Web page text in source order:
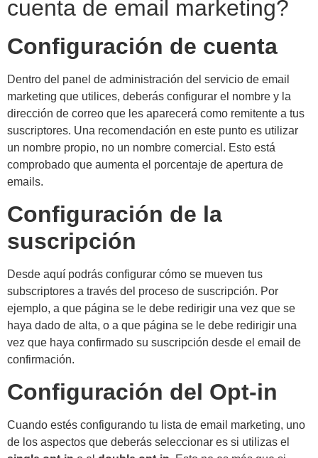
cuenta de email marketing?
Configuración de cuenta
Dentro del panel de administración del servicio de email
marketing que utilices, deberás configurar el nombre y la
dirección de correo que les aparecerá como remitente a tus
suscriptores. Una recomendación en este punto es utilizar
un nombre propio, no un nombre comercial. Esto está
comprobado que aumenta el porcentaje de apertura de
emails.
Configuración de la
suscripción
Desde aquí podrás configurar cómo se mueven tus
subscriptores a través del proceso de suscripción. Por
ejemplo, a que página se le debe redirigir una vez que se
haya dado de alta, o a que página se le debe redirigir una
vez que haya confirmado su suscripción desde el email de
confirmación.
Configuración del Opt-in
Cuando estés configurando tu lista de email marketing, uno
de los aspectos que deberás seleccionar es si utilizas el